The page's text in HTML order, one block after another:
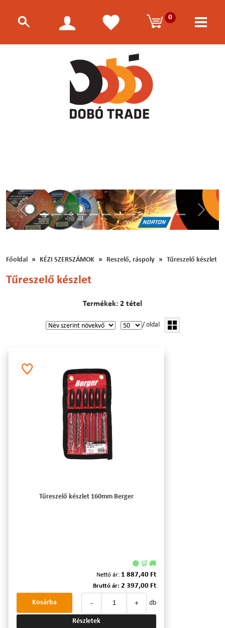
0
Előző
Főoldal KÉZI SZERSZÁMOK Reszelő, ráspoly Tűreszelő készlet
Tűreszelő készlet
Termékek: 2 tétel
/ oldal
Tűreszelő készlet 160mm Berger
🟢 🛒 🚚
Nettó ár: 1 887,40 Ft
Bruttó ár: 2 397,00 Ft
- + db
Kosárba
Részletek